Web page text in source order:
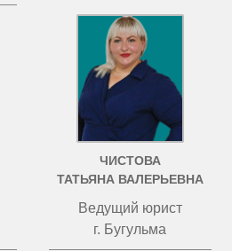
ЧИСТОВА
ТАТЬЯНА ВАЛЕРЬЕВНА
Ведущий юрист
г. Бугульма